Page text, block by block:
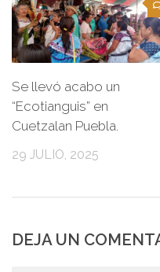
Se llevó acabo un
“Ecotianguis” en
Cuetzalan Puebla.
29 JULIO, 2025
DEJA UN